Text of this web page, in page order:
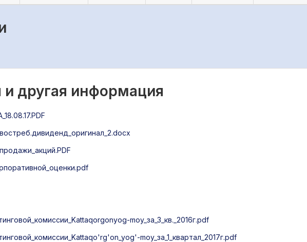
другая информация
moy_за_3_кв._2016г.pdf
moy_за_1_квартал_2017г.pdf